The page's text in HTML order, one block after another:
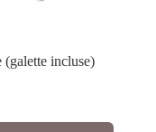
(galette incluse)